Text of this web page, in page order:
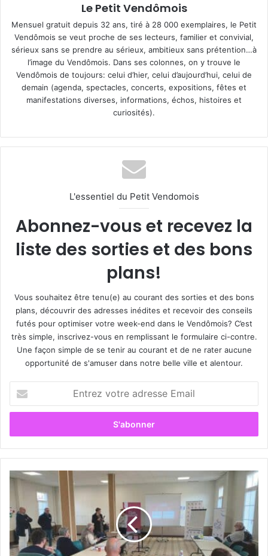
Le Petit Vendômois
Mensuel gratuit depuis 32 ans, tiré à 28 000 exemplaires, le Petit
Vendômois se veut proche de ses lecteurs, familier et convivial,
sérieux sans se prendre au sérieux, ambitieux sans prétention…à
l’image du Vendômois. Dans ses colonnes, on y trouve le
Vendômois de toujours: celui d’hier, celui d’aujourd’hui, celui de
demain (agenda, spectacles, concerts, expositions, fêtes et
manifestations diverses, informations, échos, histoires et
curiosités).
L'essentiel du Petit Vendomois
Abonnez-vous et recevez la
liste des sorties et des bons
plans!
Vous souhaitez être tenu(e) au courant des sorties et des bons
plans, découvrir des adresses inédites et recevoir des conseils
futés pour optimiser votre week-end dans le Vendômois? C’est
très simple, inscrivez-vous en remplissant le formulaire ci-contre.
Une façon simple de se tenir au courant et de ne rater aucune
opportunité de s'amuser dans notre belle ville et alentour.
t
e
z
o
e
r
«
u
n